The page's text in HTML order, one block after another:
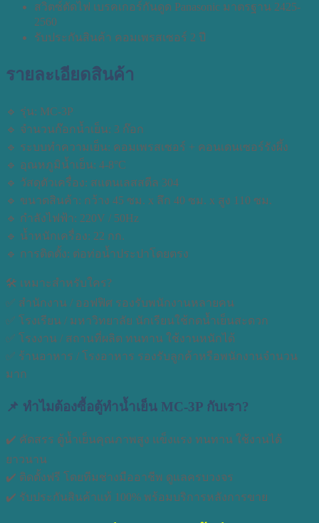
สวิตซ์ตัดไฟ เบรคเกอร์กันดูด Panasonic มาตรฐาน 2425-
2560
รับประกันสินค้า คอมเพรสเซอร์ 2 ปี
รายละเอียดสินค้า
🔹 รุ่น: MC-3P
🔹 จำนวนก๊อกน้ำเย็น: 3 ก๊อก
🔹 ระบบทำความเย็น: คอมเพรสเซอร์ + คอนเดนเซอร์รังผึ้ง
🔹 อุณหภูมิน้ำเย็น: 4-8°C
🔹 วัสดุตัวเครื่อง: สแตนเลสสตีล 304
🔹 ขนาดสินค้า: กว้าง 45 ซม. x ลึก 40 ซม. x สูง 110 ซม.
🔹 กำลังไฟฟ้า: 220V / 50Hz
🔹 น้ำหนักเครื่อง: 22 กก.
🔹 การติดตั้ง: ต่อท่อน้ำประปาโดยตรง
🛠 เหมาะสำหรับใคร?
✅ สำนักงาน / ออฟฟิศ รองรับพนักงานหลายคน
✅ โรงเรียน / มหาวิทยาลัย นักเรียนใช้กดน้ำเย็นสะดวก
✅ โรงงาน / สถานที่ผลิต ทนทาน ใช้งานหนักได้
✅ ร้านอาหาร / โรงอาหาร รองรับลูกค้าหรือพนักงานจำนวน
มาก
📌 ทำไมต้องซื้อตู้ทำน้ำเย็น MC-3P กับเรา?
✔️ คัดสรร ตู้น้ำเย็นคุณภาพสูง แข็งแรง ทนทาน ใช้งานได้
ยาวนาน
✔️ ติดตั้งฟรี โดยทีมช่างมืออาชีพ ดูแลครบวงจร
✔️ รับประกันสินค้าแท้ 100% พร้อมบริการหลังการขาย